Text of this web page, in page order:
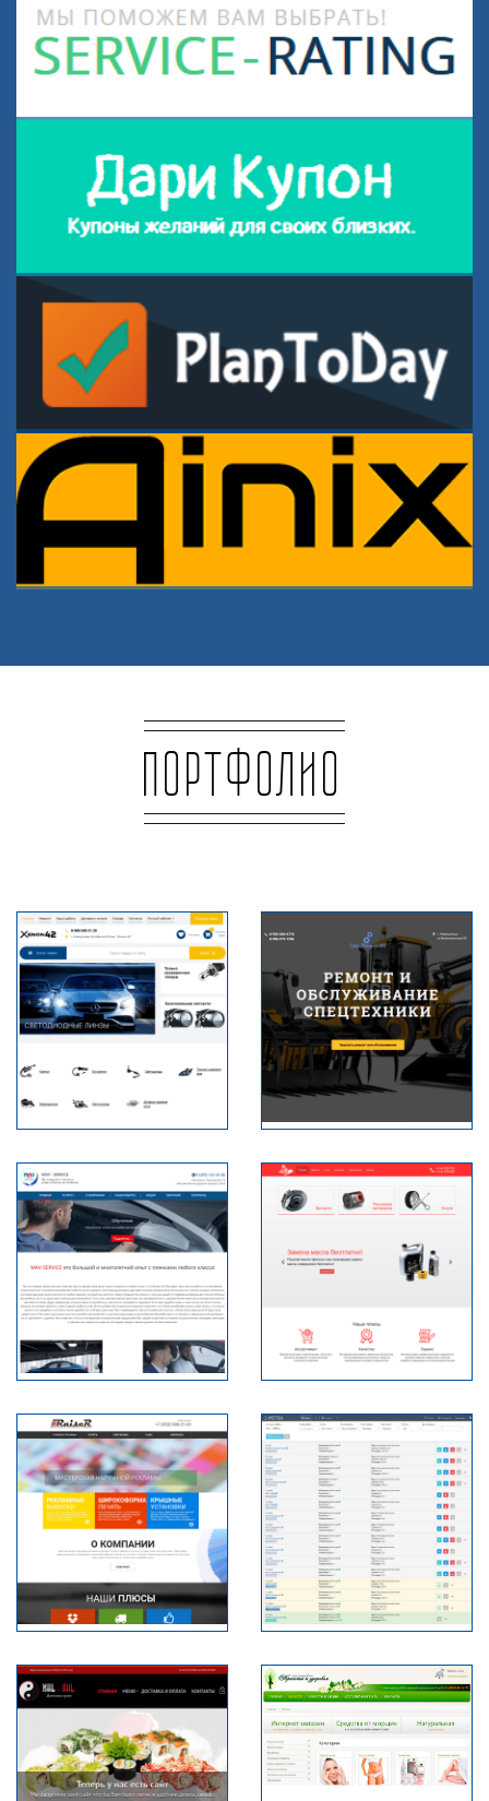
SERVICE-RATING.RU
DARY-KUPON.RU
Планировщик дел
PLANTODAY.RU
Портфолио
агазин
автомобильного света
XENON42.RU
Ремонт и
обслуживание
спецтехники
СПЕЦРЕМОНТ-
НК.РФ
Оклейка автомобилей
пленкой
MAV-
SERVICE.RU
Магазин продажи
запчастей
AVTOMAG42.RU
Мастерская наружной
рекламы
СRM-система "3-Метра"
3-METRA.COM